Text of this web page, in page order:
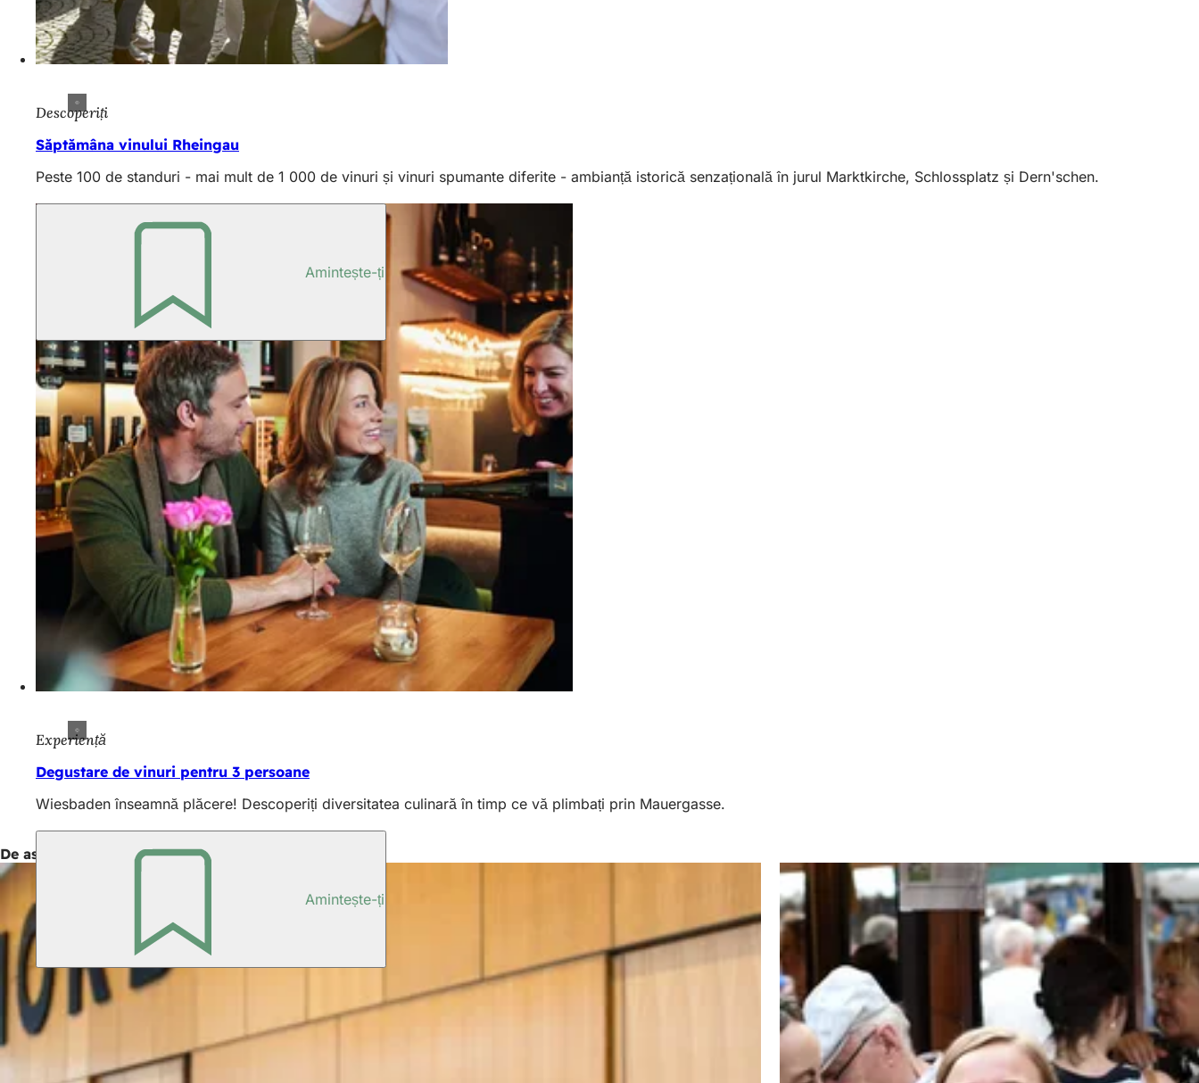
Descoperiți
Săptămâna vinului Rheingau
Peste 100 de standuri - mai mult de 1 000 de vinuri și vinuri spumante diferite - ambianță istorică senzațională în jurul Marktkirche, Schlossplatz și Dern'schen.
Amintește-ți
Experiență
Degustare de vinuri pentru 3 persoane
Wiesbaden înseamnă plăcere! Descoperiți diversitatea culinară în timp ce vă plimbați prin Mauergasse.
Amintește-ți
De asemenea, interesant